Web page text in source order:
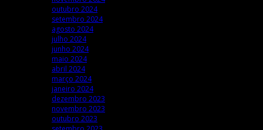
outubro 2024
setembro 2024
agosto 2024
julho 2024
junho 2024
maio 2024
abril 2024
março 2024
janeiro 2024
dezembro 2023
novembro 2023
outubro 2023